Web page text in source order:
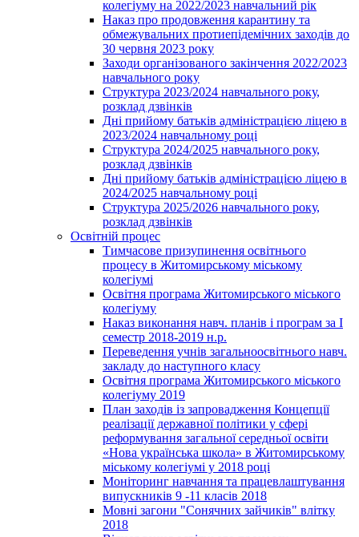
колегіуму на 2022/2023 навчальний рік
Наказ про продовження карантину та
обмежувальних протиепідемічних заходів до
30 червня 2023 року
Заходи організованого закінчення 2022/2023
навчального року
Структура 2023/2024 навчального року,
розклад дзвінків
Дні прийому батьків адміністрацією ліцею в
2023/2024 навчальному році
Структура 2024/2025 навчального року,
розклад дзвінків
Дні прийому батьків адміністрацією ліцею в
2024/2025 навчальному році
Структура 2025/2026 навчального року,
розклад дзвінків
Освітній процес
Тимчасове призупинення освітнього
процесу в Житомирському міському
колегіумі
Освітня програма Житомирського міського
колегіуму
Наказ виконання навч. планів і програм за І
семестр 2018-2019 н.р.
Переведення учнів загальноосвітнього навч.
закладу до наступного класу
Освітня програма Житомирського міського
колегіуму 2019
План заходів із запровадження Концепції
реалізації державної політики у сфері
реформування загальної середньої освіти
«Нова українська школа» в Житомирському
міському колегіумі у 2018 році
Моніторинг навчання та працевлаштування
випускників 9 -11 класів 2018
Мовні загони "Сонячних зайчиків" влітку
2018